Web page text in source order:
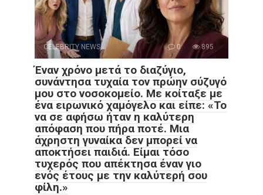
CELEBRITY NEWS 0 895
Έναν χρόνο μετά το διαζύγιο,
συνάντησα τυχαία τον πρώην σύζυγό
μου στο νοσοκομείο. Με κοίταξε με
ένα ειρωνικό χαμόγελο και είπε: «Το
να σε αφήσω ήταν η καλύτερη
απόφαση που πήρα ποτέ. Μια
άχρηστη γυναίκα δεν μπορεί να
αποκτήσει παιδιά. Είμαι τόσο
τυχερός που απέκτησα έναν γιο
ενός έτους με την καλύτερή σου
φίλη.»